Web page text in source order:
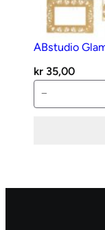
ABstudio
kr 35,00
Glam
no.2
−